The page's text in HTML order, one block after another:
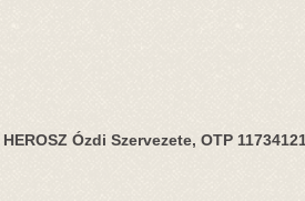
HEROSZ Ózdi Szervezete, OTP